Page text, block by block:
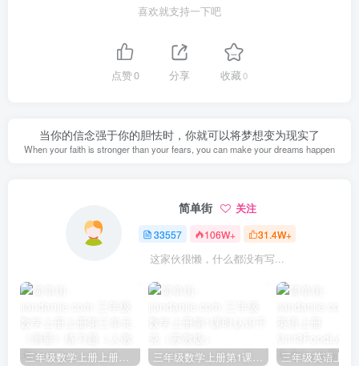
喜欢就支持一下吧
点赞0 分享 收藏0
当你的信念强于你的胆怯时，你就可以将梦想变为现实了
When your faith is stronger than your fears, you can make your dreams happen
简单街 关注
33557 106W+ 31.4W+
这家伙很懒，什么都没有写...
三年级数学上册上册第三单元《测量》练习题（人教版） 三年级数学上册第1课时认识千克（苏教版）